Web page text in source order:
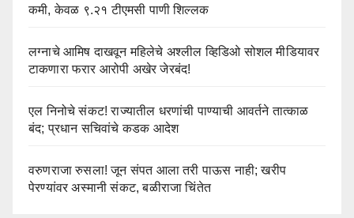
कमी, केवळ ९.२१ टीएमसी पाणी शिल्लक
लग्नाचे आमिष दाखवून महिलेचे अश्लील व्हिडिओ सोशल मीडियावर
टाकणारा फरार आरोपी अखेर जेरबंद!
एल निनोचे संकट! राज्यातील धरणांची पाण्याची आवर्तने तात्काळ
बंद; प्रधान सचिवांचे कडक आदेश
वरुणराजा रुसला! जून संपत आला तरी पाऊस नाही; खरीप
पेरण्यांवर अस्मानी संकट, बळीराजा चिंतेत